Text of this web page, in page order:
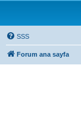
SSS
Forum ana sayfa